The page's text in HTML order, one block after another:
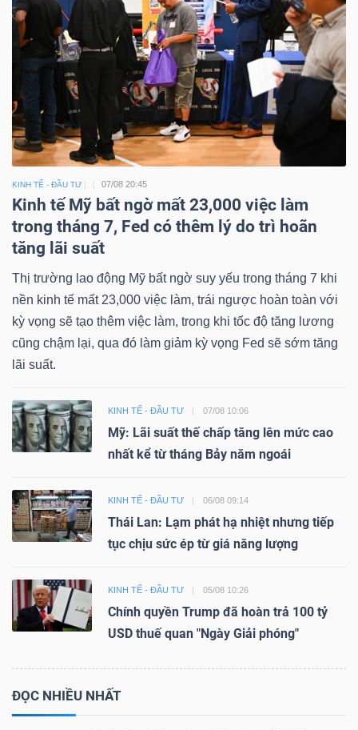
KINH TẾ - ĐẦU TƯ 07/08 20:45
Kinh tế Mỹ bất ngờ mất 23,000 việc làm
trong tháng 7, Fed có thêm lý do trì hoãn
tăng lãi suất
Thị trường lao động Mỹ bất ngờ suy yếu trong tháng 7 khi
nền kinh tế mất 23,000 việc làm, trái ngược hoàn toàn với
kỳ vọng sẽ tạo thêm việc làm, trong khi tốc độ tăng lương
cũng chậm lại, qua đó làm giảm kỳ vọng Fed sẽ sớm tăng
lãi suất.
KINH TẾ - ĐẦU TƯ 07/08 10:06
Mỹ: Lãi suất thế chấp tăng lên mức cao
nhất kể từ tháng Bảy năm ngoái
KINH TẾ - ĐẦU TƯ 06/08 09:14
Thái Lan: Lạm phát hạ nhiệt nhưng tiếp
tục chịu sức ép từ giá năng lượng
KINH TẾ - ĐẦU TƯ 05/08 10:26
Chính quyền Trump đã hoàn trả 100 tỷ
USD thuế quan "Ngày Giải phóng"
ĐỌC NHIỀU NHẤT